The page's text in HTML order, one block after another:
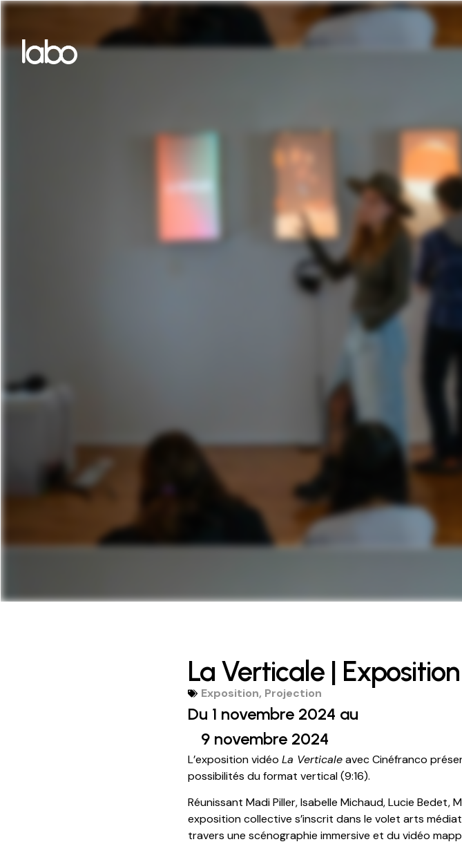
La Verticale |
Exposition, Projection
Du 1 novembre 2024 au
9 novembre 2024
L’exposition vidéo La Verticaleavec Cinéfranco
possibilités du format vertical (9:16).
Réunissant Madi Piller, Isabelle Michaud, Lucie
exposition collective s’inscrit dans le volet arts
travers une scénographie immersive et du vidéo